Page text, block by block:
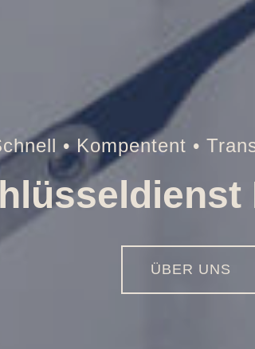
Tresor • Auto • Briefkasten
Öffnungen
01516 - 113 55